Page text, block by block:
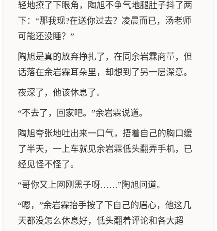
轻地撩了下眼角，陶旭不争气地腿肚子抖了两
下：“那我现?在送你过去？凌晨而已，汤老师
可能还没睡？”
陶旭是真的放弃挣扎了，在同余岩霖商量，但
话落在余岩霖耳朵里，却想到了另一层深意。
夜深了，他该休息了。
“不去了，回家吧。”余岩霖说道。
陶旭夸张地吐出来一口气，捂着自己的胸口缓
了半天，一上车就见余岩霖低头翻弄手机，已
经见怪不怪了。
“哥你又上网刚黑子呀……”陶旭问道。
“嗯，”余岩霖抬手按了下自己的眉心，他这几
天都没怎么休息好，低头翻着评论和各大超